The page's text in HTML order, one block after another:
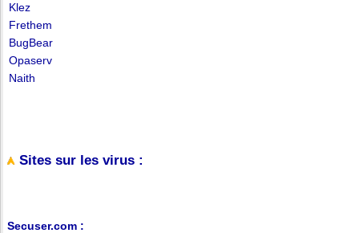
Klez
Frethem
BugBear
Opaserv
Naith
Sites sur les virus :
Secuser.com :